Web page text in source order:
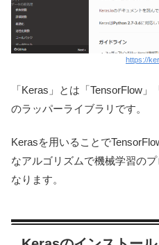
https://
「Keras」とは「TensorFlow
のラッパーライブラリです。
Kerasを用いることで
なアルゴリズムで機械学習の
なります。